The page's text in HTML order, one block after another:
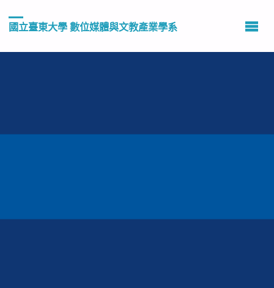
國立臺東大學 數位媒體與文教產業學系